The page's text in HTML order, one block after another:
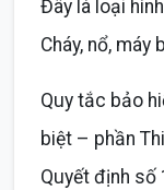
Đây là loại
Cháy, nổ,
Quy tắc bảo
biệt – phần
Quyết định số